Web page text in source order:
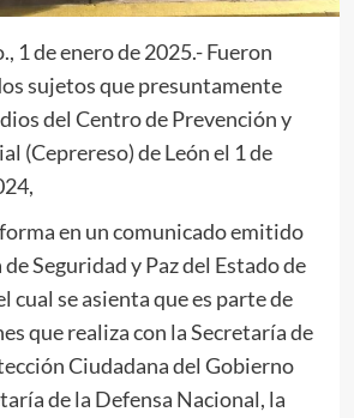
1 de enero de 2025.- Fueron
sujetos que presuntamente
del Centro de Prevención y
(Ceprereso) de León el 1 de
en un comunicado emitido
Seguridad y Paz del Estado de
cual se asienta que es parte de
que realiza con la Secretaría de
Ciudadana del Gobierno
de la Defensa Nacional, la